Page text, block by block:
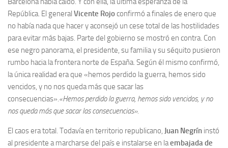
República. El general Vicente Rojoconfirmó a finales de enero que
no había nada que hacer y aconsejó un cese total de las hostilidades
para evitar más bajas. Parte del gobierno se mostró en contra. Con
ese negro panorama, el presidente, su familia y su séquito pusieron
rumbo hacia la frontera norte de España. Según él mismo confirmó,
la única realidad era que «hemos perdido la guerra, hemos sido
vencidos, y no nos queda más que sacar las
consecuencias».«Hemos perdido la guerra, hemos sido vencidos, y no
nos queda más que sacar las consecuencias».
El caos era total. Todavía en territorio republicano, Juan Negrín instó
al presidente a marcharse del país e instalarse en laembajada de